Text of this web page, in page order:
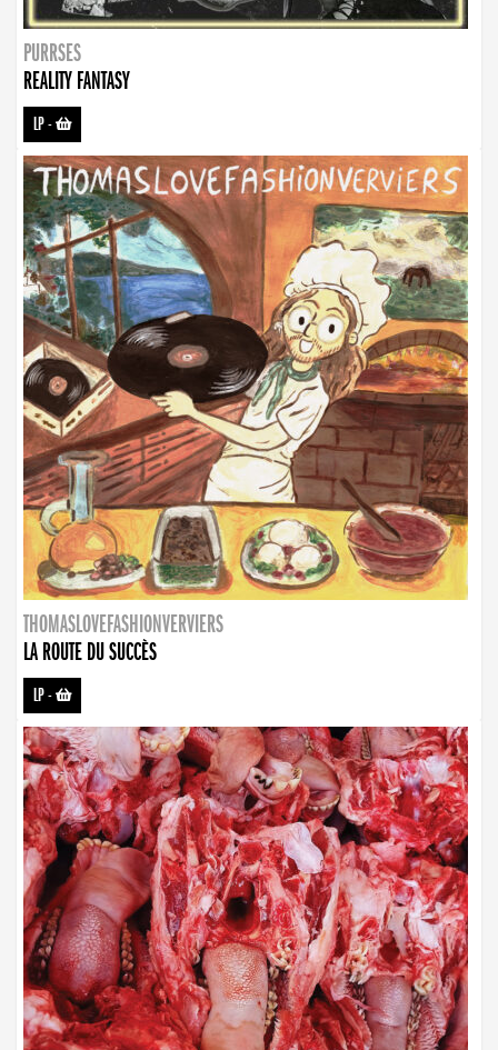
PURRSES
REALITY FANTASY
LP-
THOMASLOVEFASHIONVERVIERS
LA ROUTE DU SUCCÈS
LP-